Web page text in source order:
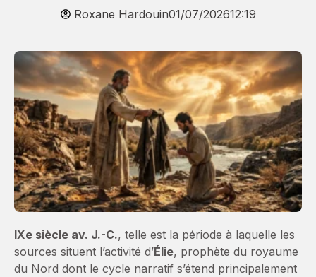
Roxane Hardouin01/07/202612:19
IXe siècle av. J.-C., telle est la période à laquelle les
sources situent l’activité d’Élie, prophète du royaume
du Nord dont le cycle narratif s’étend principalement